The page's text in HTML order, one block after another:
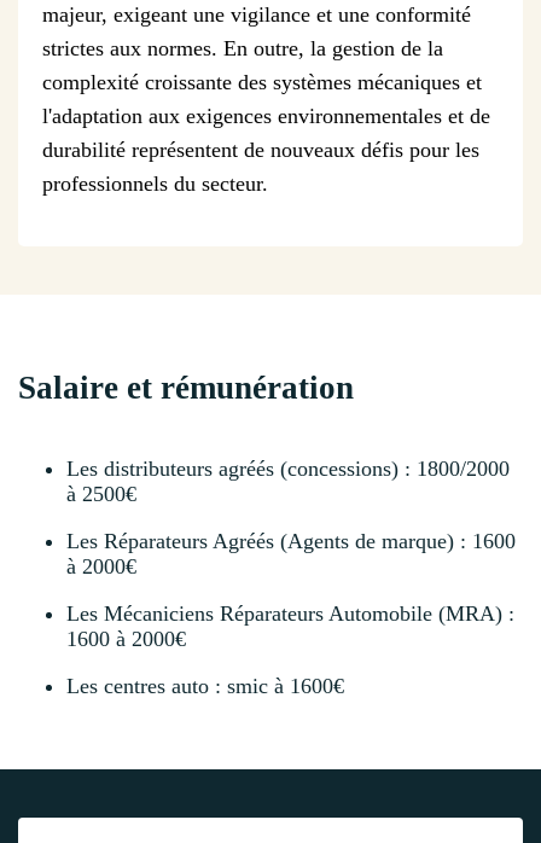
majeur, exigeant une vigilance et une conformité
strictes aux normes. En outre, la gestion de la
complexité croissante des systèmes mécaniques et
l'adaptation aux exigences environnementales et de
durabilité représentent de nouveaux défis pour les
professionnels du secteur.
Salaire et rémunération
Les distributeurs agréés (concessions) : 1800/2000
à 2500€
Les Réparateurs Agréés (Agents de marque) : 1600
à 2000€
Les Mécaniciens Réparateurs Automobile (MRA) :
1600 à 2000€
Les centres auto : smic à 1600€